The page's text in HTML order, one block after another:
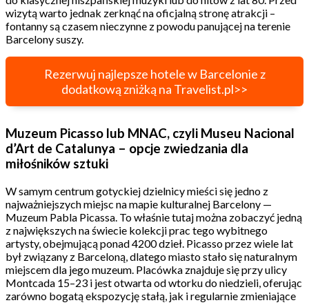
wizytą warto jednak zerknąć na oficjalną stronę atrakcji –
fontanny są czasem nieczynne z powodu panującej na terenie
Barcelony suszy.
Rezerwuj najlepsze hotele w Barcelonie z
dodatkową zniżką na Travelist.pl>>
Muzeum Picasso lub MNAC, czyli Museu Nacional
d’Art de Catalunya – opcje zwiedzania dla
miłośników sztuki
W samym centrum gotyckiej dzielnicy mieści się jedno z
najważniejszych miejsc na mapie kulturalnej Barcelony —
Muzeum Pabla Picassa. To właśnie tutaj można zobaczyć jedną
z największych na świecie kolekcji prac tego wybitnego
artysty, obejmującą ponad 4200 dzieł. Picasso przez wiele lat
był związany z Barceloną, dlatego miasto stało się naturalnym
miejscem dla jego muzeum. Placówka znajduje się przy ulicy
Montcada 15–23 i jest otwarta od wtorku do niedzieli, oferując
zarówno bogatą ekspozycję stałą, jak i regularnie zmieniające